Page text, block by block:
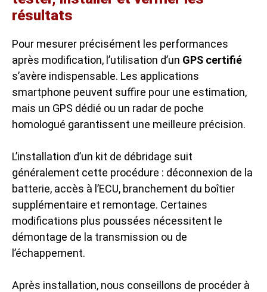
résultats
Pour mesurer précisément les performances
après modification, l’utilisation d’un GPS certifié
s’avère indispensable. Les applications
smartphone peuvent suffire pour une estimation,
mais un GPS dédié ou un radar de poche
homologué garantissent une meilleure précision.
L’installation d’un kit de débridage suit
généralement cette procédure : déconnexion de la
batterie, accès à l’ECU, branchement du boîtier
supplémentaire et remontage. Certaines
modifications plus poussées nécessitent le
démontage de la transmission ou de
l’échappement.
Après installation, nous conseillons de procéder à